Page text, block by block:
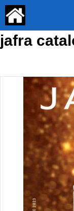
Saltar
contenido
jafra